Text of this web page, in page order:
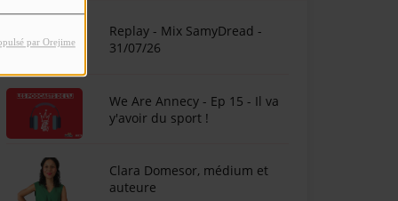
par Orejime
Replay - Mix SamyDread -
31/07/26
We Are Annecy - Ep 15 - Il va
y'avoir du sport !
Clara Domesor, médium et
auteure